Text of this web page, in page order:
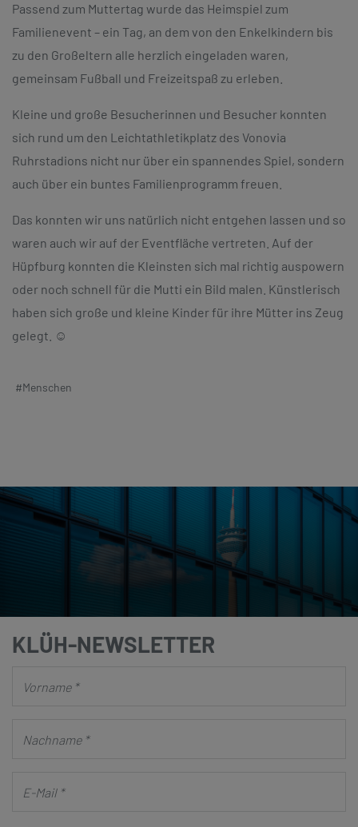
Passend zum Muttertag wurde das Heimspiel zum
Familienevent – ein Tag, an dem von den Enkelkindern bis
zu den Großeltern alle herzlich eingeladen waren,
gemeinsam Fußball und Freizeitspaß zu erleben.
Kleine und große Besucherinnen und Besucher konnten
sich rund um den Leichtathletikplatz des Vonovia
Ruhrstadions nicht nur über ein spannendes Spiel, sondern
auch über ein buntes Familienprogramm freuen.
Das konnten wir uns natürlich nicht entgehen lassen und so
waren auch wir auf der Eventfläche vertreten. Auf der
Hüpfburg konnten die Kleinsten sich mal richtig auspowern
oder noch schnell für die Mutti ein Bild malen. Künstlerisch
haben sich große und kleine Kinder für ihre Mütter ins Zeug
gelegt. ☺️
#Menschen
KLÜH-NEWSLETTER